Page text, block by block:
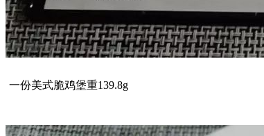
一份美式脆鸡堡重139.8g